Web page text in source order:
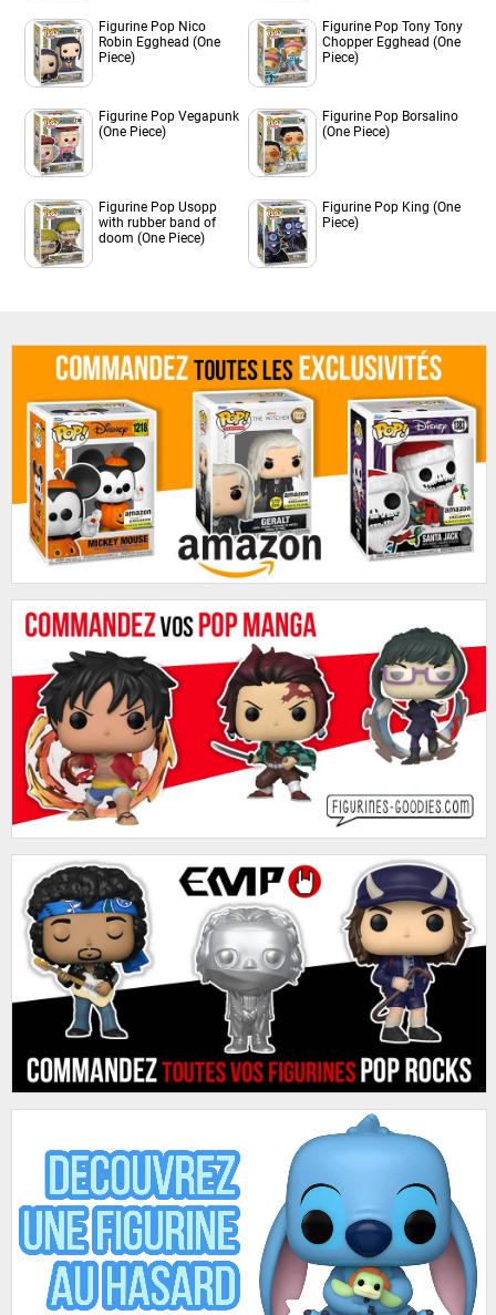
Figurine Pop Nico
Robin Egghead (One
Piece)
Figurine Pop Tony Tony
Chopper Egghead (One
Piece)
Figurine Pop Vegapunk
(One Piece)
Figurine Pop Borsalino
(One Piece)
Figurine Pop Usopp
with rubber band of
doom (One Piece)
Figurine Pop King (One
Piece)